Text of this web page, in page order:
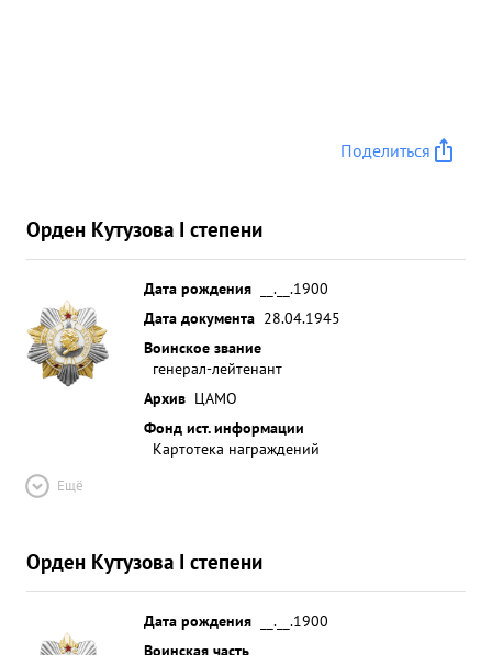
Поделиться
Орден Кутузова I степени
Дата рождения
__.__.1900
Дата документа 28.04.1945
Воинское звание
генерал-лейтенант
Архив ЦАМО
Фонд ист. информации
Картотека награждений
Ещё
Орден Кутузова I степени
Дата рождения
__.__.1900
Воинская часть